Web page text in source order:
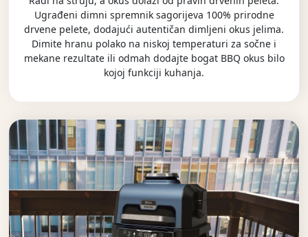
Ugrađeni dimni spremnik sagorijeva 100% prirodne
drvene pelete, dodajući autentičan dimljeni okus jelima.
Dimite hranu polako na niskoj temperaturi za sočne i
mekane rezultate ili odmah dodajte bogat BBQ okus bilo
kojoj funkciji kuhanja.